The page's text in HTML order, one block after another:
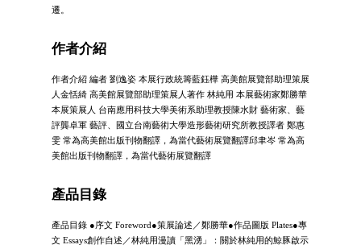
遷。
作者介紹
作者介紹 編者 劉逸姿 本展行政統籌藍鈺樺 高美館展覽部助理策展
人金恬綺 高美館展覽部助理策展人著作 林純用 本展藝術家鄭勝華
本展策展人 台南應用科技大學美術系助理教授陳水財 藝術家、藝
評龔卓軍 藝評、國立台南藝術大學造形藝術研究所教授譯者 鄭惠
雯 常為高美館出版刊物翻譯，為當代藝術展覽翻譯邱聿岑 常為高
美館出版刊物翻譯，為當代藝術展覽翻譯
產品目錄
產品目錄 ●序文 Foreword●策展論述／鄭勝華●作品圖版 Plates●專
文 Essays創作自述／林純用漫讀「黑湧」：關於林純用的鯨豚啟示